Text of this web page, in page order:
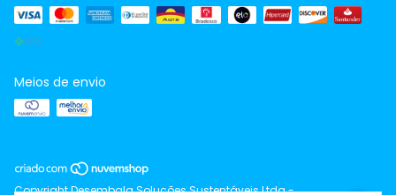
Meios de envio
Copyright Desembala Soluções Sustentáveis Ltda -